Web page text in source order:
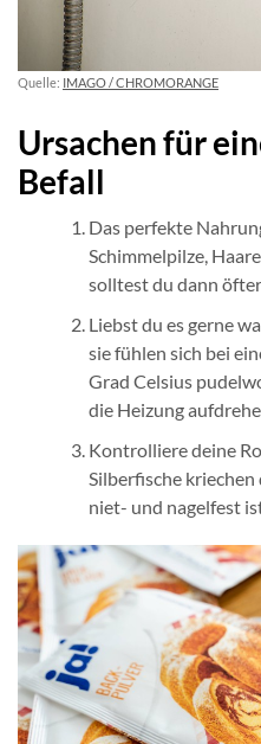
Quelle: IMAGO / CHROMORANGE
Ursachen für
Befall
Das perfekte
Schimmelpilze,
solltest du dann
Liebst du es gerne
sie fühlen sich bei
Grad Celsius
die Heizung
Kontrolliere deine
Silberfische
niet- und nagelfest